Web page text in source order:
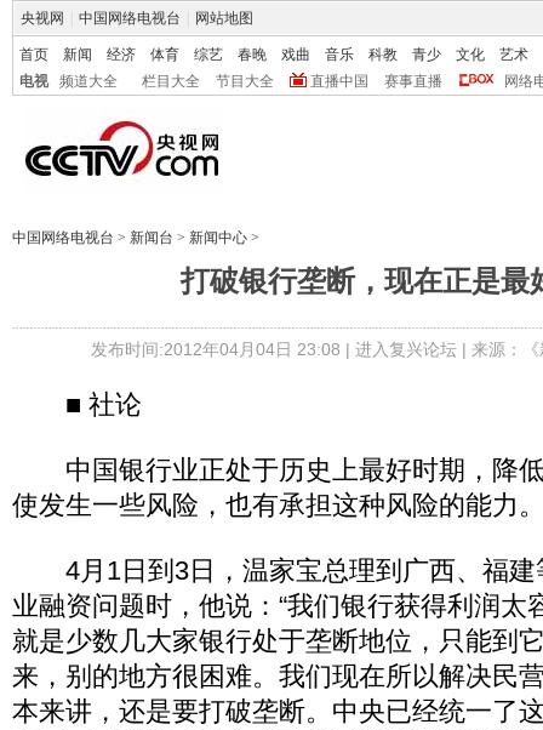
央视网 中国网络电视台 网站地图
首页 新闻 经济 体育 综艺 春晚 戏曲 音乐 科教 青少 文化
艺术
电视
频道大全 栏目大全 节目大全 直播中国 赛事直播 网络
中国网络电视台 > 新闻台 > 新闻中心 >
打破银行垄断，现在正是最
发布时间:2012年04月04日 23:08 | 进入复兴论坛| 来源：
■ 社论
中国银行业正处于历史上最好时期，降
使发生一些风险，也有承担这种风险的能力
4月1日到3日，温家宝总理到广西、福建
业融资问题时，他说：“我们银行获得利润太
就是少数几大家银行处于垄断地位，只能到
来，别的地方很困难。我们现在所以解决民
本来讲，还是要打破垄断。中央已经统一了